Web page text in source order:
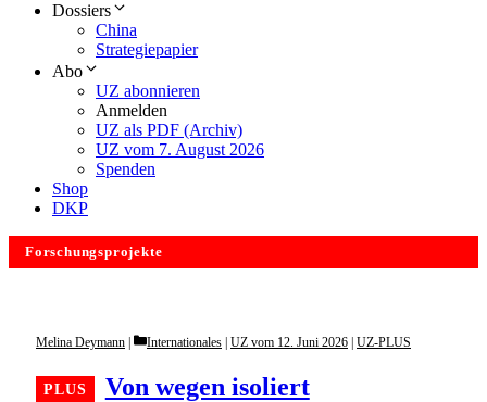
Dossiers
China
Strategiepapier
Abo
UZ abonnieren
Anmelden
UZ als PDF (Archiv)
UZ vom 7. August 2026
Spenden
Shop
DKP
Forschungsprojekte
Von wegen isoliert
Melina Deymann Categories
Internationales UZ vom 12. Juni 2026 UZ-PLUS